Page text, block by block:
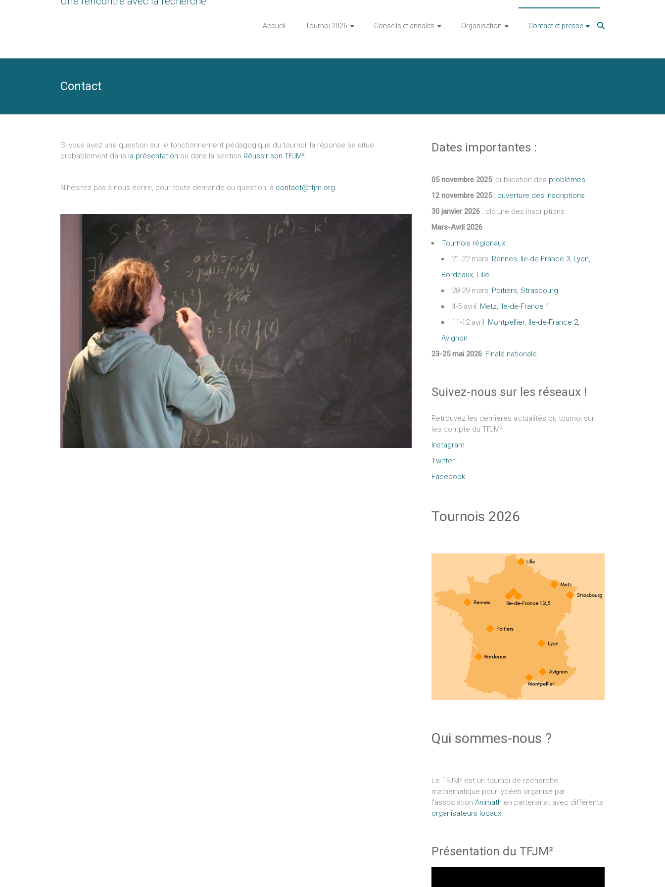
Accueil Tournoi 2026 Conseils et annales Organisation Contact et presse
Contact
Si vous avez une question sur le fonctionnement pédagogique du tournoi, la réponse se situe
probablement dans la présentation ou dans la section Réussir son TFJM²
N’hésitez pas à nous écrire, pour toute demande ou question, à contact@tfjm.org.
Dates importantes :
05 novembre 2025: publication des problèmes
12 novembre 2025 : ouverture des inscriptions
30 janvier 2026 : clôture des inscriptions
Mars-Avril 2026 :
Tournois régionaux :
21-22 mars: Rennes Ile-de-France 3 Lyon
Bordeaux Lille
28-29 mars: Poitiers Strasbourg
4-5 avril: Metz Ile-de-France 1
11-12 avril: Montpellier Ile-de-France 2
Avignon
23-25 mai 2026: Finale nationale
Suivez-nous sur les réseaux !
Retrouvez les dernières actualités du tournoi sur
les compte du TFJM2
Instagram
Twitter
Facebook
Tournois 2026
Qui sommes-nous ?
Le TFJM² est un tournoi de recherche
mathématique pour lycéen organisé par
l'association Animath en partenariat avec différents
organisateurs locaux.
Présentation du TFJM²